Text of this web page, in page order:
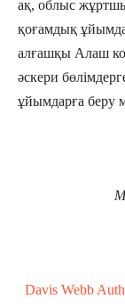
ақ, облыс
қоғамдық
алғашқы Алаш
әскери
ұйымдарға беру
Davis Webb